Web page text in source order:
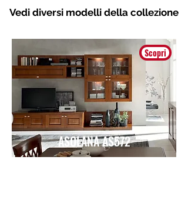
Vedi diversi modelli della collezione
ASOLANA AS572
Scopri